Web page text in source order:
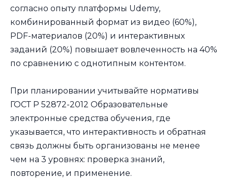
согласно опыту платформы Udemy,
комбинированный формат из видео (60%),
PDF-материалов (20%) и интерактивных
заданий (20%) повышает вовлеченность на 40%
по сравнению с однотипным контентом.
При планировании учитывайте нормативы
ГОСТ Р 52872-2012 Образовательные
электронные средства обучения, где
указывается, что интерактивность и обратная
связь должны быть организованы не менее
чем на 3 уровнях: проверка знаний,
повторение, и применение.